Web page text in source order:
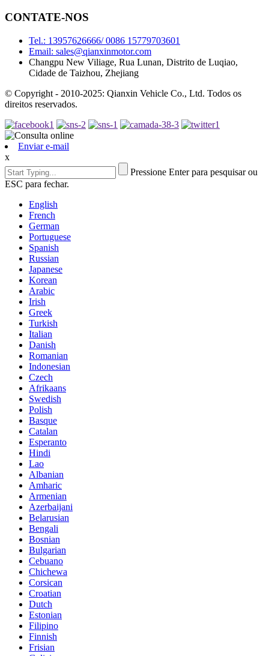
CONTATE-NOS
Tel.: 13957626666/ 0086 15779703601
Email: sales@qianxinmotor.com
Changpu New Viliage, Rua Lunan, Distrito de Luqiao,
Cidade de Taizhou, Zhejiang
© Copyright - 2010-2025: Qianxin Vehicle Co., Ltd. Todos os
direitos reservados.
Enviar e-mail
x
Pressione Enter para pesquisar ou
ESC para fechar.
English
French
German
Portuguese
Spanish
Russian
Japanese
Korean
Arabic
Irish
Greek
Turkish
Italian
Danish
Romanian
Indonesian
Czech
Afrikaans
Swedish
Polish
Basque
Catalan
Esperanto
Hindi
Lao
Albanian
Amharic
Armenian
Azerbaijani
Belarusian
Bengali
Bosnian
Bulgarian
Cebuano
Chichewa
Corsican
Croatian
Dutch
Estonian
Filipino
Finnish
Frisian